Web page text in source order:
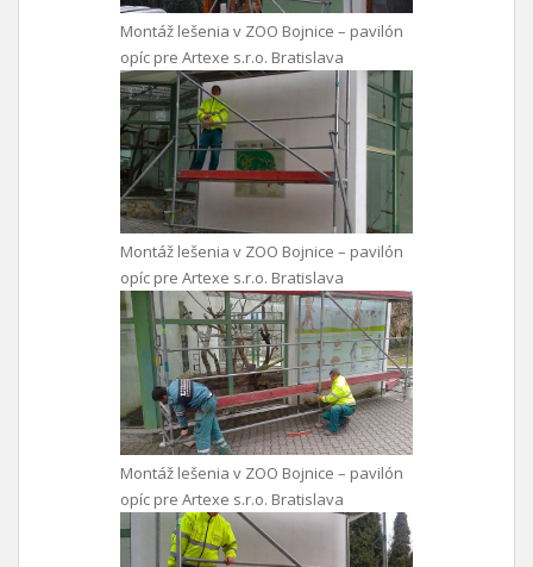
Montáž lešenia v ZOO Bojnice – pavilón
opíc pre Artexe s.r.o. Bratislava
Montáž lešenia v ZOO Bojnice – pavilón
opíc pre Artexe s.r.o. Bratislava
Montáž lešenia v ZOO Bojnice – pavilón
opíc pre Artexe s.r.o. Bratislava